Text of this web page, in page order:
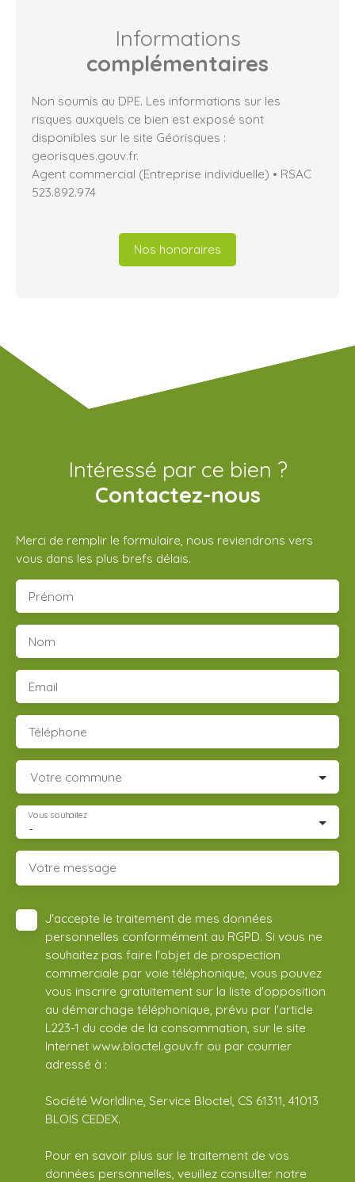
Informations
complémentaires
Non soumis au DPE. Les informations sur les
risques auxquels ce bien est exposé sont
disponibles sur le site Géorisques :
georisques.gouv.fr.
Agent commercial (Entreprise individuelle) • RSAC
523.892.974
Nos honoraires
Intéressé par ce bien ?
Contactez-nous
Merci de remplir le formulaire, nous reviendrons vers
vous dans les plus brefs délais.
Prénom
Nom
Email
Téléphone
Votre commune
-
Vous souhaitez
Votre message
J'accepte le traitement de mes données
personnelles conformément au RGPD. Si vous ne
souhaitez pas faire l'objet de prospection
commerciale par voie téléphonique, vous pouvez
vous inscrire gratuitement sur la liste d'opposition
au démarchage téléphonique, prévu par l'article
L223-1 du code de la consommation, sur le site
Internet www.bloctel.gouv.fr ou par courrier
adressé à :
Société Worldline, Service Bloctel, CS 61311, 41013
BLOIS CEDEX.
Pour en savoir plus sur le traitement de vos
données personnelles, veuillez consulter notre